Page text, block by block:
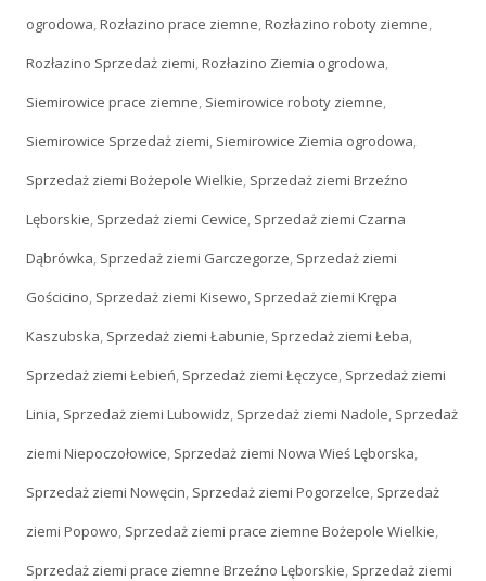
ogrodowa,Rozłazino prace ziemne,Rozłazino roboty ziemne,
Rozłazino Sprzedaż ziemi,Rozłazino Ziemia ogrodowa,
Siemirowice prace ziemne, Siemirowice roboty ziemne,
Siemirowice Sprzedaż ziemi, Siemirowice Ziemia ogrodowa,
Sprzedaż ziemi Bożepole Wielkie, Sprzedaż ziemi Brzeźno
Lęborskie, Sprzedaż ziemi Cewice, Sprzedaż ziemi Czarna
Dąbrówka, Sprzedaż ziemi Garczegorze, Sprzedaż ziemi
Gościcino, Sprzedaż ziemi Kisewo, Sprzedaż ziemi Krępa
Kaszubska, Sprzedaż ziemi Łabunie, Sprzedaż ziemi Łeba,
Sprzedaż ziemi Łebień, Sprzedaż ziemi Łęczyce, Sprzedaż ziemi
Linia, Sprzedaż ziemi Lubowidz, Sprzedaż ziemi Nadole, Sprzedaż
ziemi Niepoczołowice, Sprzedaż ziemi Nowa Wieś Lęborska,
Sprzedaż ziemi Nowęcin, Sprzedaż ziemi Pogorzelce, Sprzedaż
ziemi Popowo, Sprzedaż ziemi prace ziemne Bożepole Wielkie,
Sprzedaż ziemi prace ziemne Brzeźno Lęborskie, Sprzedaż ziemi